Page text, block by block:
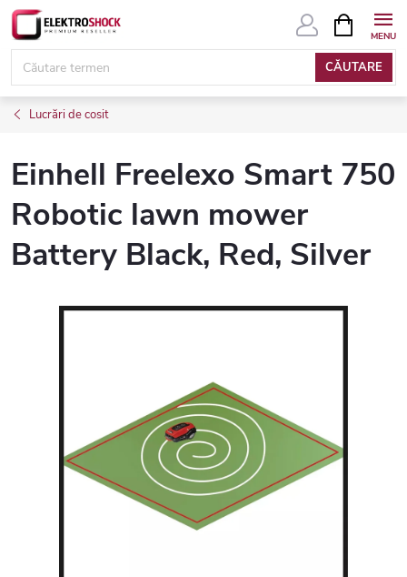
Treci
conținut
CĂUTARE
COŞ
DE
Lucrări de cosit
Einhell Freelexo Smart 750
Robotic lawn mower
Battery Black, Red, Silver